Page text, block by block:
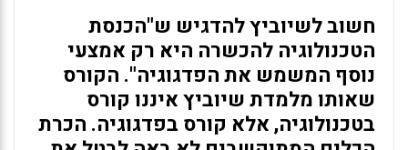
חשוב לשיוביץ להדגיש ש"הכנסת
הטכנולוגיה להכשרה היא רק אמצעי
נוסף המשמש את הפדגוגיה". הקורס
שאותו מלמדת שיוביץ איננו קורס
בטכנולוגיה, אלא קורס בפדגוגיה. הכרת